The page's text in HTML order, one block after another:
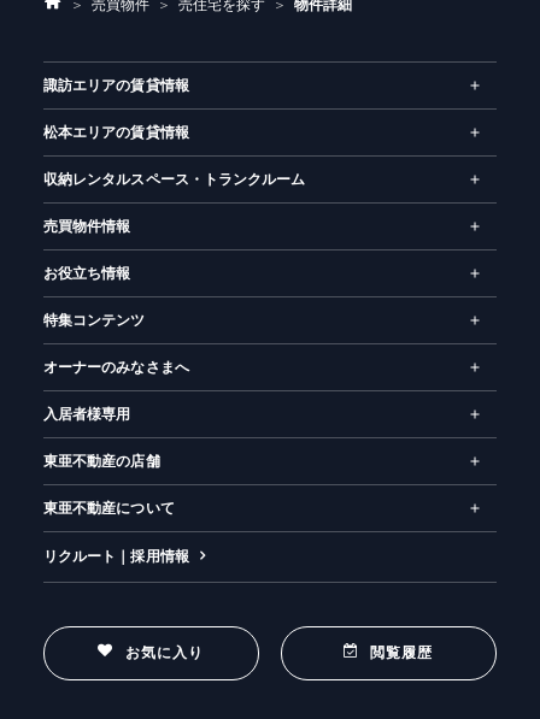
ホ
売買物件 売住宅を探す 物件詳細
諏訪エリアの賃貸情報
松本エリアの賃貸情報
収納レンタルスペース・トランクルーム
売買物件情報
お役立ち情報
特集コンテンツ
オーナーのみなさまへ
入居者様専用
東亜不動産の店舗
東亜不動産について
リクルート｜採用情報
お気に入り 閲覧履歴